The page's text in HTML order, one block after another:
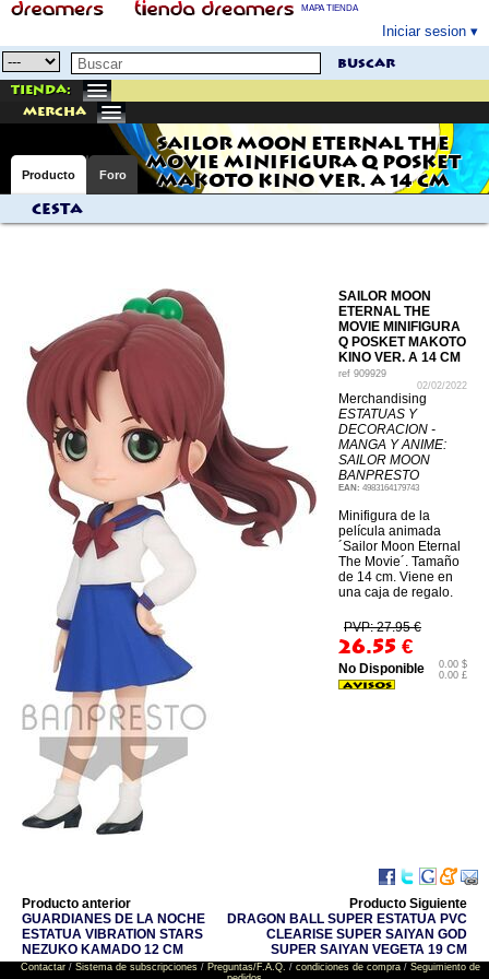
MAPA TIENDA
Iniciar sesion
buscar
Tienda:
mercha
SAILOR MOON ETERNAL THE
MOVIE MINIFIGURA Q POSKET
MAKOTO KINO VER. A 14 CM
Producto Foro
Cesta
SAILOR MOON
ETERNAL THE
MOVIE MINIFIGURA
Q POSKET MAKOTO
KINO VER. A 14 CM
ref 909929
02/02/2022
Merchandising
ESTATUAS Y
DECORACION -
MANGA Y ANIME:
SAILOR MOON
BANPRESTO
EAN: 4983164179743
Minifigura de la
película animada
´Sailor Moon Eternal
The Movie´. Tamaño
de 14 cm. Viene en
una caja de regalo.
PVP: 27.95 €
26.55 €
0.00 $
0.00 £
No Disponible
Producto anterior
GUARDIANES DE LA NOCHE
ESTATUA VIBRATION STARS
NEZUKO KAMADO 12 CM
Producto Siguiente
DRAGON BALL SUPER ESTATUA PVC
CLEARISE SUPER SAIYAN GOD
SUPER SAIYAN VEGETA 19 CM
Contactar/ Sistema de subscripciones/ Preguntas/F.A.Q. / condiciones de compra/ Seguimiento de